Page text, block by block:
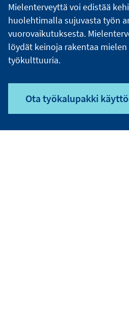
Mielenterveyttä voi edistää
huolehtimalla sujuvasta työn
vuorovaikutuksesta.
löydät keinoja rakentaa
työkulttuuria.
Ota työkalupakki